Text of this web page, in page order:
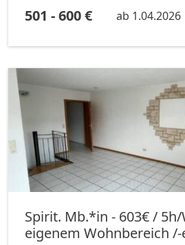
501 - 600 € ab 1.04.2026
Spirit. Mb.*in - 603€ /
eigenem Wohnbereich